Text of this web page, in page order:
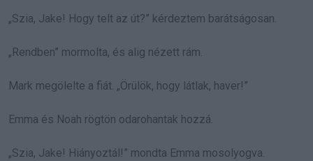
„Szia, Jake! Hogy telt az út?” kérdeztem barátságosan.
„Rendben” mormolta, és alig nézett rám.
Mark megölelte a fiát. „Örülök, hogy látlak, haver!”
Emma és Noah rögtön odarohantak hozzá.
„Szia, Jake! Hiányoztál!” mondta Emma mosolyogva.